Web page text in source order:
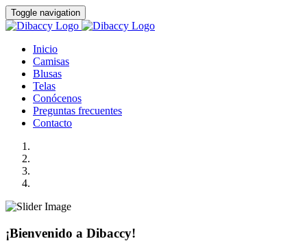
Toggle navigation
Inicio
Camisas
Blusas
Telas
Conócenos
Preguntas frecuentes
Contacto
¡Bienvenido a Dibaccy!